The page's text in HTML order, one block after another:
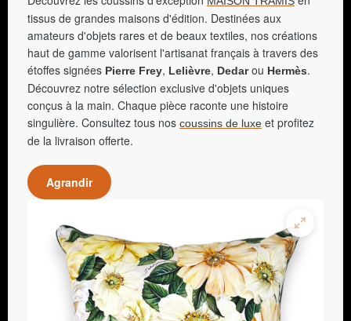
tissus de grandes maisons d'édition. Destinées aux
amateurs d'objets rares et de beaux textiles, nos créations
haut de gamme valorisent l'artisanat français à travers des
étoffes signées Pierre Frey, Lelièvre, Dedarou Hermès.
Découvrez notre sélection exclusive d'objets uniques
conçus à la main. Chaque pièce raconte une histoire
singulière. Consultez tous nos coussins de luxe et profitez
de la livraison offerte.
Agrandir